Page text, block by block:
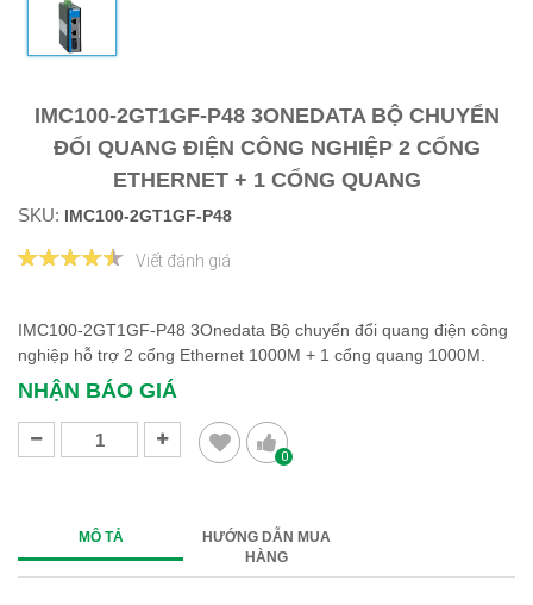
IMC100-2GT1GF-P48 3ONEDATA BỘ CHUYỂN
ĐỔI QUANG ĐIỆN CÔNG NGHIỆP 2 CỔNG
ETHERNET + 1 CỔNG QUANG
SKU: IMC100-2GT1GF-P48
Viết đánh giá
IMC100-2GT1GF-P48 3Onedata Bộ chuyển đổi quang điện công
nghiệp hỗ trợ 2 cổng Ethernet 1000M + 1 cổng quang 1000M.
NHẬN BÁO GIÁ
0
MÔ TẢ
HƯỚNG DẪN MUA
HÀNG